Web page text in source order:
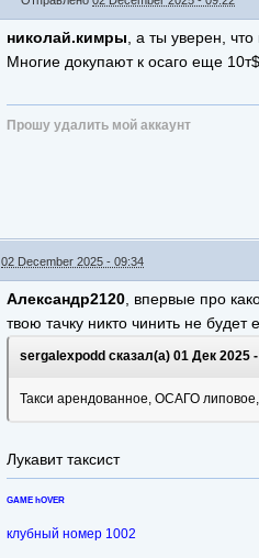
николай.кимры , а ты уверен,
Многие докупают к осаго еще
Прошу удалить мой аккаунт
02 December 2025 - 09:34
Александр2120 , впервые про
твою тачку никто чинить не
sergalexpodd сказал(а) 01 Дек 2025
Такси арендованное, ОСАГО
Лукавит таксист
GAME hOVER
клубный номер 1002